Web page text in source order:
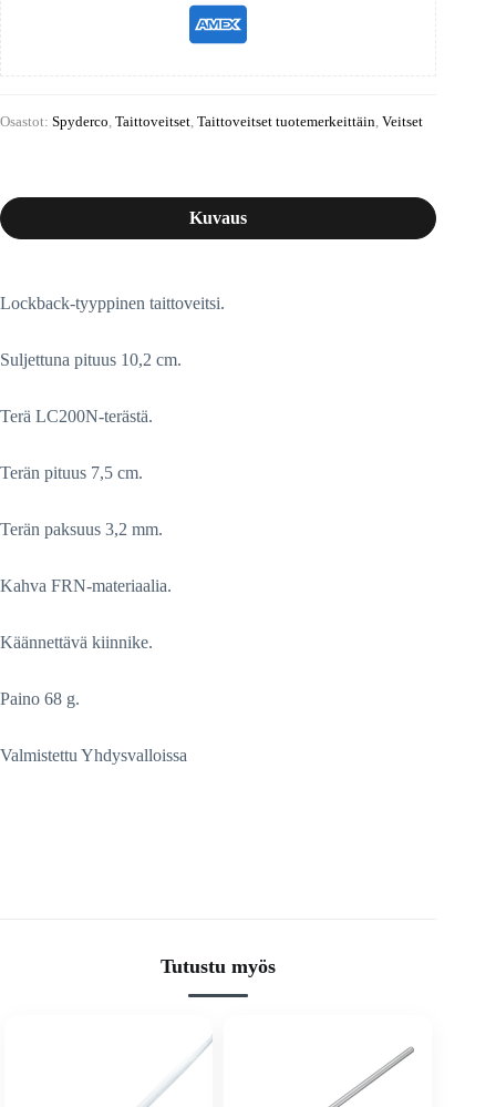
Osastot: Spyderco, Taittoveitset, Taittoveitset tuotemerkeittäin, Veitset
Kuvaus
Lockback-tyyppinen taittoveitsi.
Suljettuna pituus 10,2 cm.
Terä LC200N-terästä.
Terän pituus 7,5 cm.
Terän paksuus 3,2 mm.
Kahva FRN-materiaalia.
Käännettävä kiinnike.
Paino 68 g.
Valmistettu Yhdysvalloissa
Tutustu myös